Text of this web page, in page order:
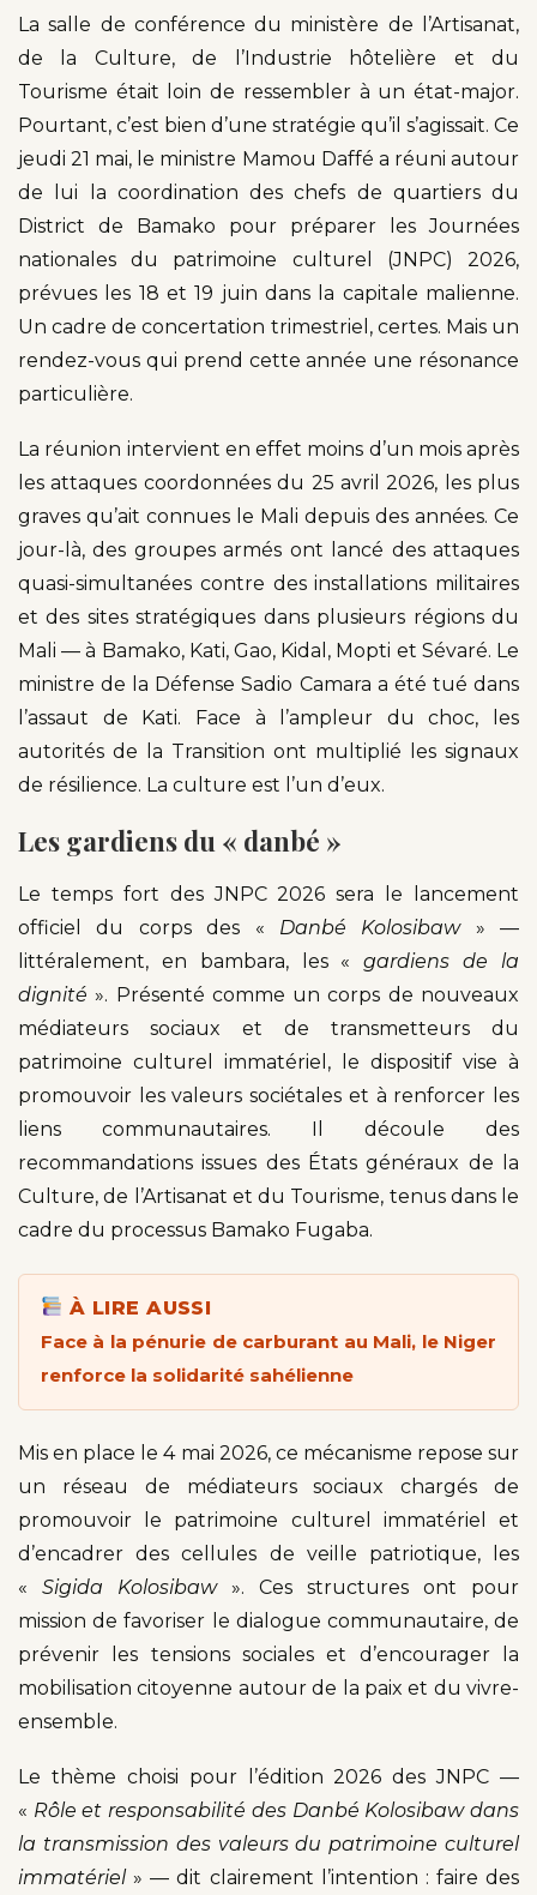
La salle de conférence du ministère de l’Artisanat,
de la Culture, de l’Industrie hôtelière et du
Tourisme était loin de ressembler à un état-major.
Pourtant, c’est bien d’une stratégie qu’il s’agissait. Ce
jeudi 21 mai, le ministre Mamou Daffé a réuni autour
de lui la coordination des chefs de quartiers du
District de Bamako pour préparer les Journées
nationales du patrimoine culturel (JNPC) 2026,
prévues les 18 et 19 juin dans la capitale malienne.
Un cadre de concertation trimestriel, certes. Mais un
rendez-vous qui prend cette année une résonance
particulière.
La réunion intervient en effet moins d’un mois après
les attaques coordonnées du 25 avril 2026, les plus
graves qu’ait connues le Mali depuis des années. Ce
jour-là, des groupes armés ont lancé des attaques
quasi-simultanées contre des installations militaires
et des sites stratégiques dans plusieurs régions du
Mali — à Bamako, Kati, Gao, Kidal, Mopti et Sévaré. Le
ministre de la Défense Sadio Camara a été tué dans
l’assaut de Kati. Face à l’ampleur du choc, les
autorités de la Transition ont multiplié les signaux
de résilience. La culture est l’un d’eux.
Les gardiens du « danbé »
Le temps fort des JNPC 2026 sera le lancement
officiel du corps des « Danbé Kolosibaw» —
littéralement, en bambara, les «gardiens de la
dignité ». Présenté comme un corps de nouveaux
médiateurs sociaux et de transmetteurs du
patrimoine culturel immatériel, le dispositif vise à
promouvoir les valeurs sociétales et à renforcer les
liens communautaires. Il découle des
recommandations issues des États généraux de la
Culture, de l’Artisanat et du Tourisme, tenus dans le
cadre du processus Bamako Fugaba.
À LIRE AUSSI
Face à la pénurie de carburant au Mali, le Niger
renforce la solidarité sahélienne
Mis en place le 4 mai 2026, ce mécanisme repose sur
un réseau de médiateurs sociaux chargés de
promouvoir le patrimoine culturel immatériel et
d’encadrer des cellules de veille patriotique, les
« Sigida Kolosibaw». Ces structures ont pour
mission de favoriser le dialogue communautaire, de
prévenir les tensions sociales et d’encourager la
mobilisation citoyenne autour de la paix et du vivre-
ensemble.
Le thème choisi pour l’édition 2026 des JNPC —
« Rôle et responsabilité des Danbé Kolosibaw dans
la transmission des valeurs du patrimoine culturel
immatériel» — dit clairement l’intention : faire des